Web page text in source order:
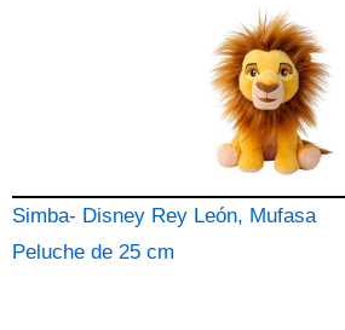
Simba- Disney Rey León, Mufasa
Peluche de 25 cm